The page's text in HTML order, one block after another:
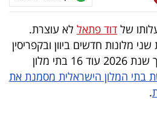
של דוד פתאל לא עוצרת.
מלונות חדשים ביוון ובקפריסין
ועל כוונתה לפתוח במהלך שנת 2026 עוד 16 בתי מלון
בתי המלון הישראלית מסמנת את
.